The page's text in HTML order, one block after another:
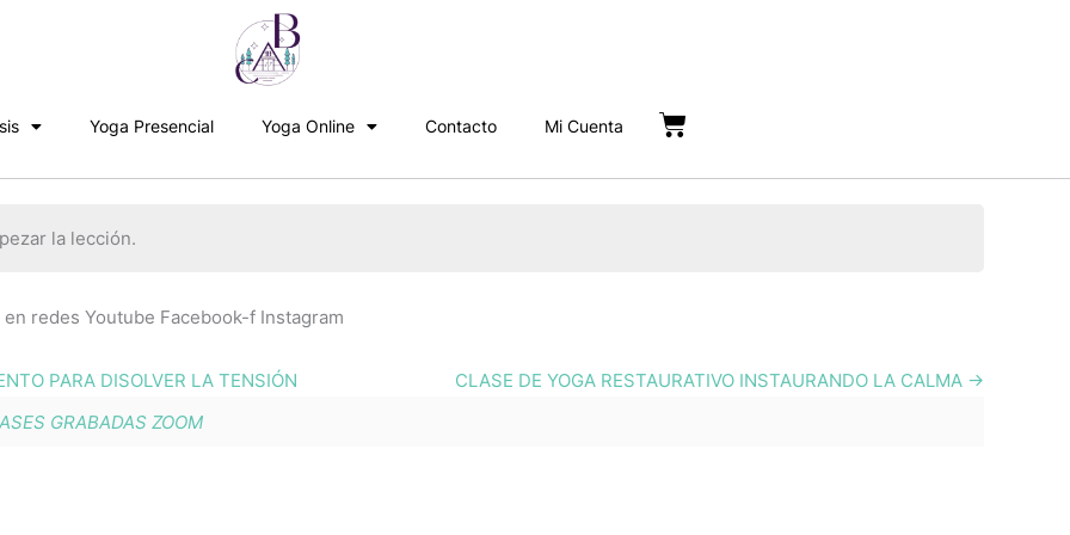
Yoga Presencial Yoga Online Contacto Mi Cuenta Cart
la lección.
en redes Youtube Facebook-f Instagram
PARA DISOLVER LA TENSIÓN
CLASE DE YOGA RESTAURATIVO INSTAURANDO LA CALMA
GRABADAS ZOOM